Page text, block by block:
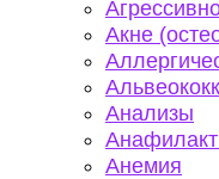
Акне
Анализы
Анемия